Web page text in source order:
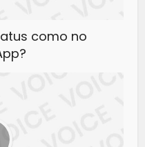
como no